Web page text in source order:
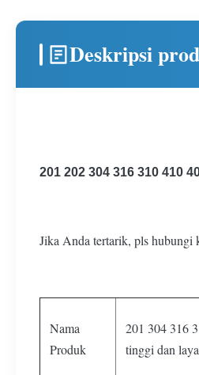
Deskripsi
201 202 304 316 310 410
Jika Anda tertarik, pls hubungi
Nama
Produk
201 304 316
tinggi dan